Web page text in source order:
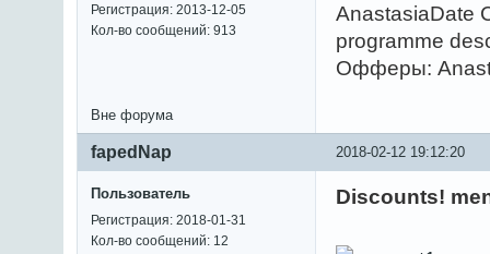
Регистрация: 2013-12-05
Кол-во сообщений: 913
AnastasiaDate
programme
Офферы:
Вне форума
2018-02-12 19:12:20
fapedNap
Пользователь
Регистрация: 2018-01-31
Кол-во сообщений: 12
Discounts!